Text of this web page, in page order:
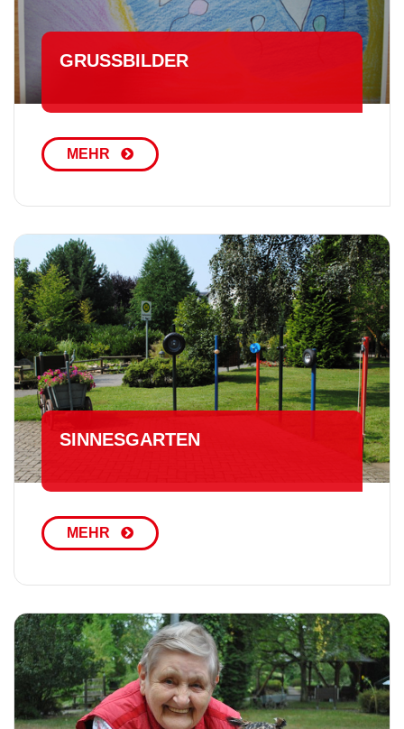
GRUSSBILDER
MEHR
SIN­NES­GAR­TEN
MEHR